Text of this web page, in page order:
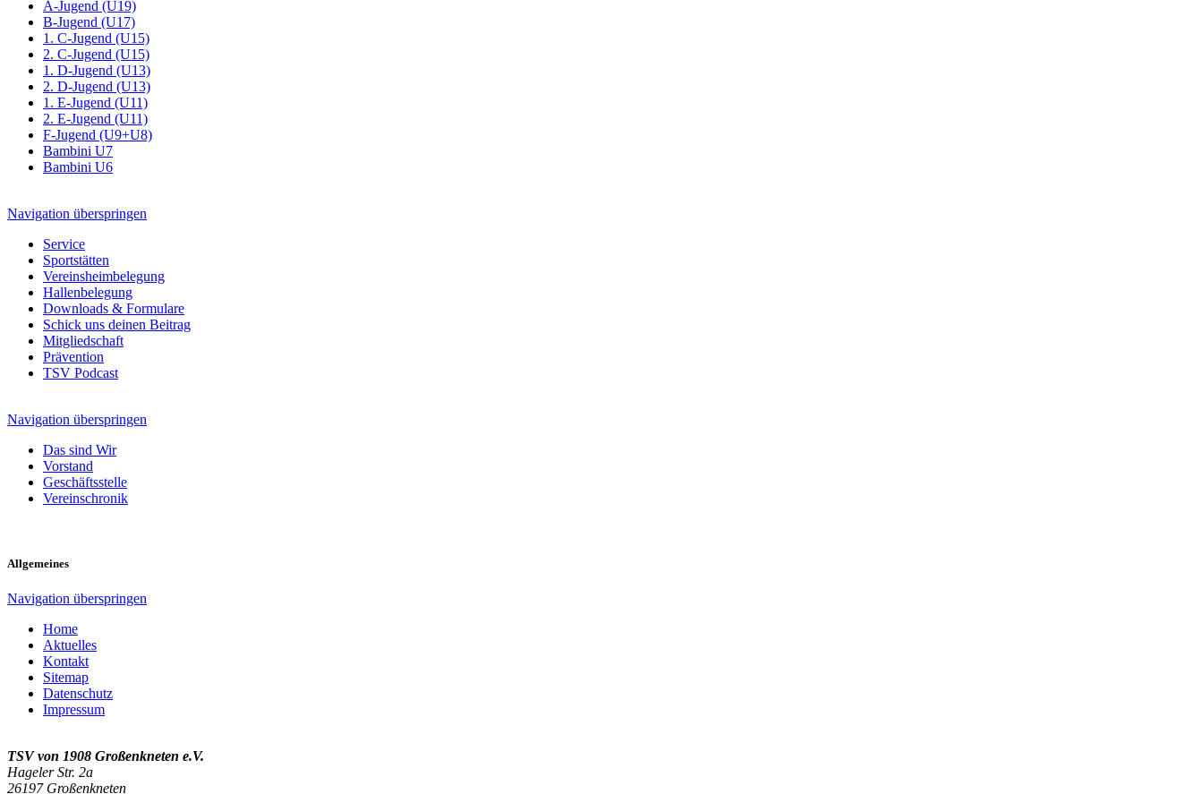
A-Jugend (U19)
B-Jugend (U17)
1. C-Jugend (U15)
2. C-Jugend (U15)
1. D-Jugend (U13)
2. D-Jugend (U13)
1. E-Jugend (U11)
2. E-Jugend (U11)
F-Jugend (U9+U8)
Bambini U7
Bambini U6
Navigation überspringen
Service
Sportstätten
Vereinsheimbelegung
Hallenbelegung
Downloads & Formulare
Schick uns deinen Beitrag
Mitgliedschaft
Prävention
TSV Podcast
Navigation überspringen
Das sind Wir
Vorstand
Geschäftsstelle
Vereinschronik
Allgemeines
Navigation überspringen
Home
Aktuelles
Kontakt
Sitemap
Datenschutz
Impressum
TSV von 1908 Großenkneten e.V.
Hageler Str. 2a
26197 Großenkneten